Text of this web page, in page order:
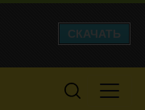
СКАЧАТЬ